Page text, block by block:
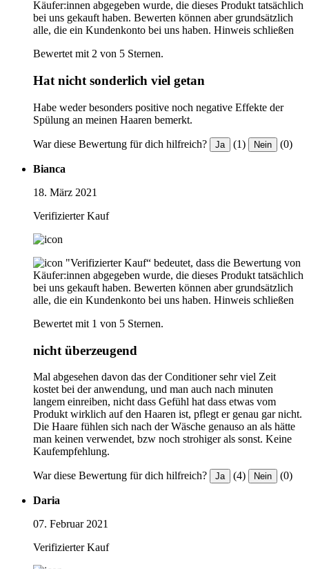
Käufer:innen abgegeben wurde, die dieses Produkt tatsächlich
bei uns gekauft haben. Bewerten können aber grundsätzlich
alle, die ein Kundenkonto bei uns haben. Hinweis schließen
Bewertet mit 2 von 5 Sternen.
Hat nicht sonderlich viel getan
Habe weder besonders positive noch negative Effekte der
Spülung an meinen Haaren bemerkt.
War diese Bewertung für dich hilfreich? Ja (1) Nein (0)
Bianca
18. März 2021
Verifizierter Kauf
"Verifizierter Kauf“ bedeutet, dass die Bewertung von
Käufer:innen abgegeben wurde, die dieses Produkt tatsächlich
bei uns gekauft haben. Bewerten können aber grundsätzlich
alle, die ein Kundenkonto bei uns haben. Hinweis schließen
Bewertet mit 1 von 5 Sternen.
nicht überzeugend
Mal abgesehen davon das der Conditioner sehr viel Zeit
kostet bei der anwendung, und man auch nach minuten
langem einreiben, nicht dass Gefühl hat dass etwas vom
Produkt wirklich auf den Haaren ist, pflegt er genau gar nicht.
Die Haare fühlen sich nach der Wäsche genauso an als hätte
man keinen verwendet, bzw noch strohiger als sonst. Keine
Kaufempfehlung.
War diese Bewertung für dich hilfreich? Ja (4) Nein (0)
Daria
07. Februar 2021
Verifizierter Kauf